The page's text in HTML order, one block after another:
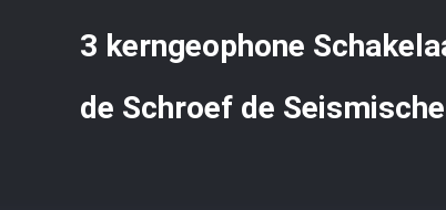
3 kerngeophone
de Schroef de